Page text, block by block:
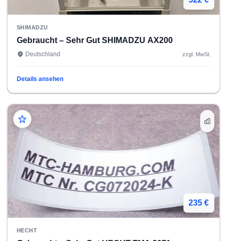
SHIMADZU
Gebraucht – Sehr Gut SHIMADZU AX200
Deutschland zzgl. MwSt.
Details ansehen
235 €
HECHT